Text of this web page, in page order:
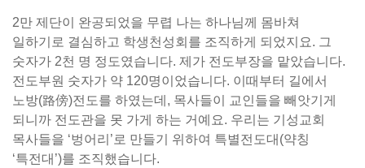
2만 제단이 완공되었을 무렵 나는 하나님께 몸바쳐
일하기로 결심하고 학생천성회를 조직하게 되었지요. 그
숫자가 2천 명 정도였습니다. 제가 전도부장을 맡았습니다.
전도부원 숫자가 약 120명이었습니다. 이때부터 길에서
노방(路傍)전도를 하였는데, 목사들이 교인들을 빼앗기게
되니까 전도관을 못 가게 하는 거예요. 우리는 기성교회
목사들을 ‘벙어리’로 만들기 위하여 특별전도대(약칭
‘특전대’)를 조직했습니다.